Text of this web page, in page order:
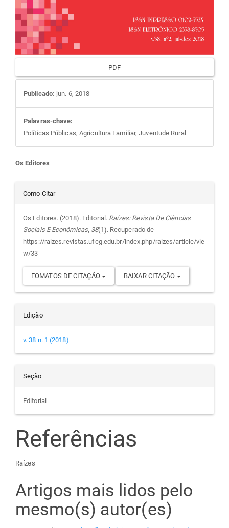
PDF
Publicado: jun. 6, 2018
Palavras-chave:
Políticas Públicas, Agricultura Familiar, Juventude Rural
Conteúdo
do
artigo
principal
Os Editores
Detalhes
do
artigo
Como Citar
Os Editores. (2018). Editorial. Raízes: Revista De Ciências
Sociais E Econômicas, 38(1). Recuperado de
https://raizes.revistas.ufcg.edu.br/index.php/raizes/article/vie
w/33
FOMATOS DE CITAÇÃO BAIXAR CITAÇÃO
Edição
v. 38 n. 1 (2018)
Seção
Editorial
Referências
Raízes
Artigos mais lidos pelo
mesmo(s) autor(es)